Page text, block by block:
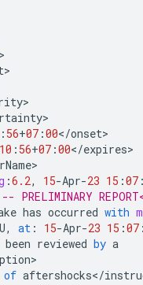
: 56+07 :00</onset
10 : 56+07 :00</expires
:6.2, 15-Apr-23 15 :07 :
-- PRELIMINARY
has occurred with
, at : 15-Apr-23 15 :07 :
been reviewed by a
of aftershocks</